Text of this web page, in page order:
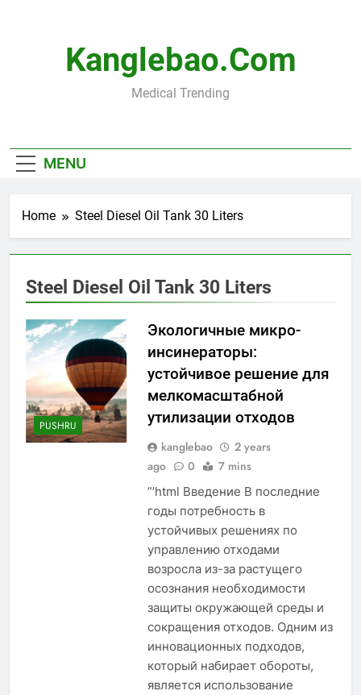
Kanglebao.com
Medical Trending
MENU
Home Steel Diesel Oil Tank 30 Liters
Steel Diesel Oil Tank 30 Liters
PUSHRU
Экологичные микро-
инсинераторы:
устойчивое решение для
мелкомасштабной
утилизации отходов
kanglebao
2 years
ago
0 7 mins
”’html Введение В последние
годы потребность в
устойчивых решениях по
управлению отходами
возросла из-за растущего
осознания необходимости
защиты окружающей среды и
сокращения отходов. Одним из
инновационных подходов,
который набирает обороты,
является использование